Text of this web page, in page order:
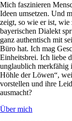
Mich faszinieren
Ideen umsetzen. Und
zeigt, so wie er ist,
bayerischen Dialekt
ganz authentisch mit
Büro hat. Ich mag
Einheitsbrei. Ich liebe
unglaublich merkfähig
Höhle der Löwen“,
vorstellen und ihre
ausmacht?
Über mich